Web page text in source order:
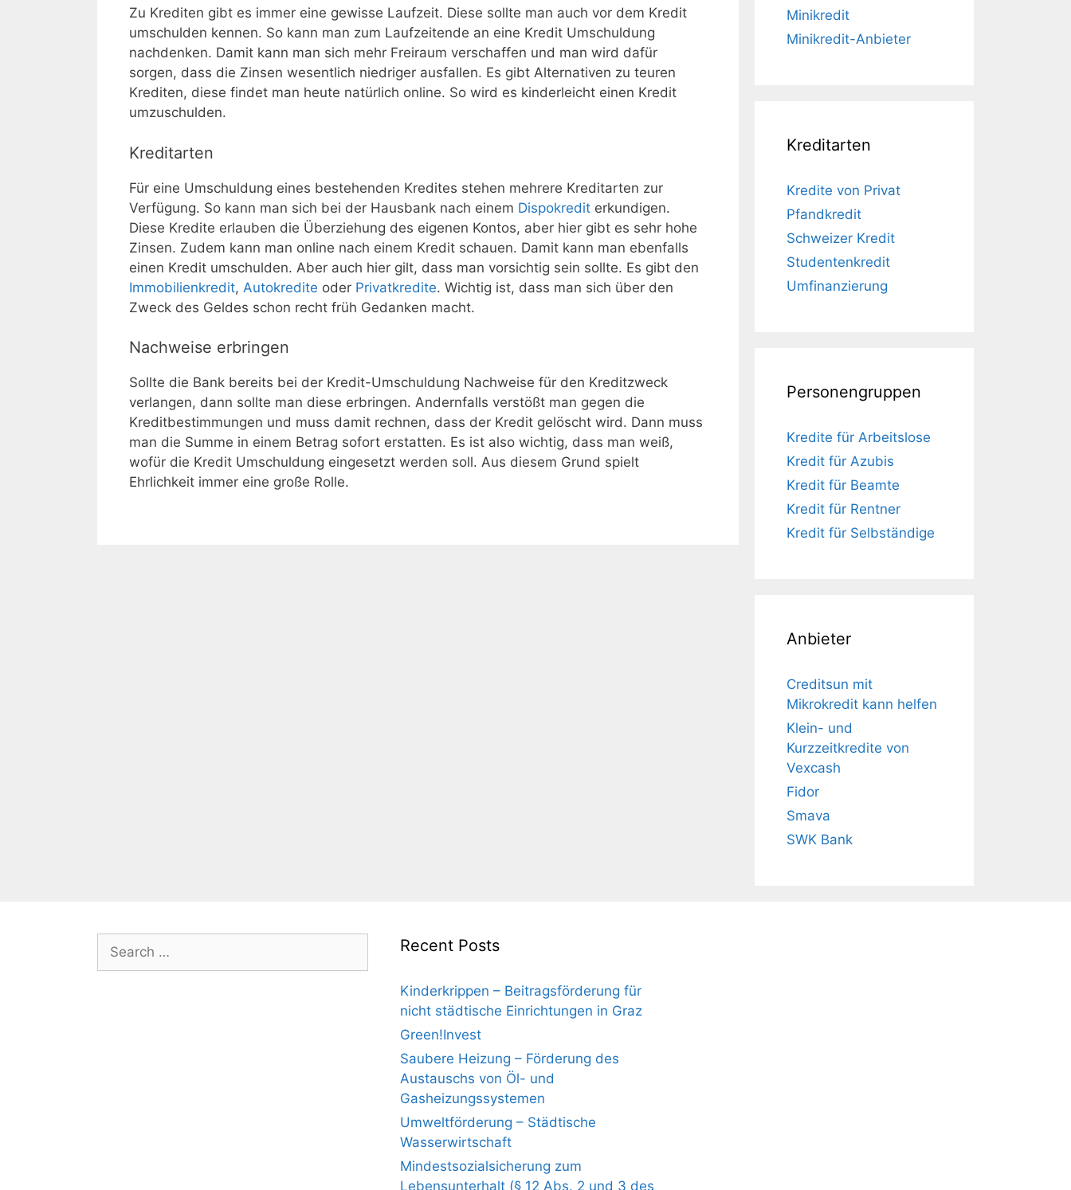
Zu Krediten gibt es immer eine gewisse Laufzeit. Diese sollte man auch vor dem Kredit
umschulden kennen. So kann man zum Laufzeitende an eine Kredit Umschuldung
nachdenken. Damit kann man sich mehr Freiraum verschaffen und man wird dafür
sorgen, dass die Zinsen wesentlich niedriger ausfallen. Es gibt Alternativen zu teuren
Krediten, diese findet man heute natürlich online. So wird es kinderleicht einen Kredit
umzuschulden.
Kreditarten
Für eine Umschuldung eines bestehenden Kredites stehen mehrere Kreditarten zur
Verfügung. So kann man sich bei der Hausbank nach einem Dispokredit erkundigen.
Diese Kredite erlauben die Überziehung des eigenen Kontos, aber hier gibt es sehr hohe
Zinsen. Zudem kann man online nach einem Kredit schauen. Damit kann man ebenfalls
einen Kredit umschulden. Aber auch hier gilt, dass man vorsichtig sein sollte. Es gibt den
Immobilienkredit, Autokredite oder Privatkredite. Wichtig ist, dass man sich über den
Zweck des Geldes schon recht früh Gedanken macht.
Nachweise erbringen
Sollte die Bank bereits bei der Kredit-Umschuldung Nachweise für den Kreditzweck
verlangen, dann sollte man diese erbringen. Andernfalls verstößt man gegen die
Kreditbestimmungen und muss damit rechnen, dass der Kredit gelöscht wird. Dann muss
man die Summe in einem Betrag sofort erstatten. Es ist also wichtig, dass man weiß,
wofür die Kredit Umschuldung eingesetzt werden soll. Aus diesem Grund spielt
Ehrlichkeit immer eine große Rolle.
Minikredit
Minikredit-Anbieter
Kreditarten
Kredite von Privat
Pfandkredit
Schweizer Kredit
Studentenkredit
Umfinanzierung
Personengruppen
Kredite für Arbeitslose
Kredit für Azubis
Kredit für Beamte
Kredit für Rentner
Kredit für Selbständige
Anbieter
Creditsun mit
Mikrokredit kann helfen
Klein- und
Kurzzeitkredite von
Vexcash
Fidor
Smava
SWK Bank
Search
for:
Recent Posts
Kinderkrippen – Beitragsförderung für
nicht städtische Einrichtungen in Graz
Green!Invest
Saubere Heizung – Förderung des
Austauschs von Öl- und
Gasheizungssystemen
Umweltförderung – Städtische
Wasserwirtschaft
Mindestsozialsicherung zum
Lebensunterhalt (§ 12 Abs. 2 und 3 des